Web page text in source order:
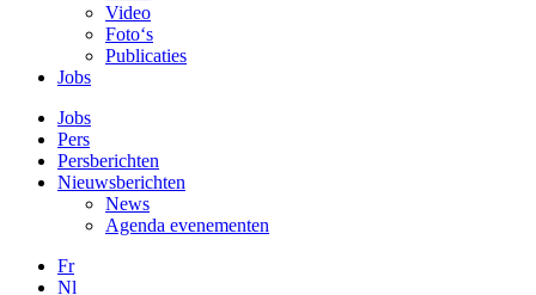
Video
Foto‘s
Publicaties
Jobs
Jobs
Pers
Persberichten
Nieuwsberichten
News
Agenda evenementen
Fr
Nl